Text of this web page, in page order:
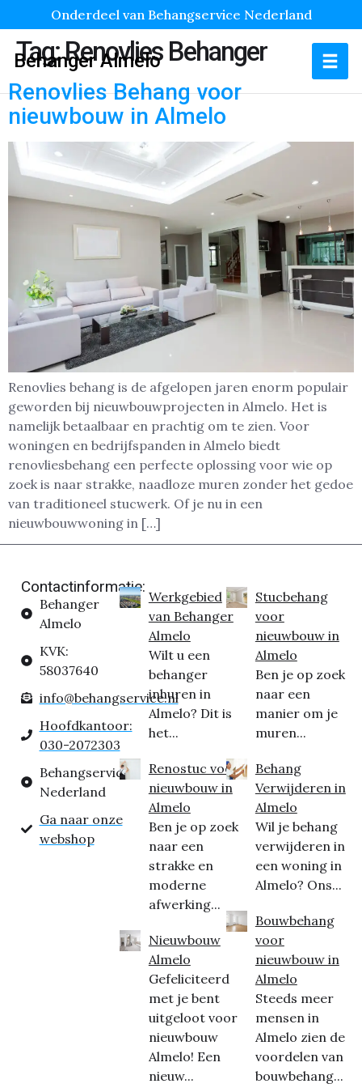
Onderdeel van Behangservice Nederland
Behanger Almelo
Tag:Renovlies Behanger
Renovlies Behang voor
nieuwbouw in Almelo
Renovlies behang is de afgelopen jaren enorm populair
geworden bij nieuwbouwprojecten in Almelo. Het is
namelijk betaalbaar en prachtig om te zien. Voor
woningen en bedrijfspanden in Almelo biedt
renovliesbehang een perfecte oplossing voor wie op
zoek is naar strakke, naadloze muren zonder het gedoe
van traditioneel stucwerk. Of je nu in een
nieuwbouwwoning in […]
Contactinformatie:
Behanger
Almelo
KVK:
58037640
info@behangservice.nl
Hoofdkantoor:
030-2072303
Behangservice
Nederland
Ga naar onze
webshop
Werkgebied
van Behanger
Almelo
Wilt u een
behanger
inhuren in
Almelo? Dit is
het...
Renostuc voor
nieuwbouw in
Almelo
Ben je op zoek
naar een
strakke en
moderne
afwerking...
Nieuwbouw
Almelo
Gefeliciteerd
met je bent
uitgeloot voor
nieuwbouw
Almelo! Een
nieuw...
Stucbehang
voor
nieuwbouw in
Almelo
Ben je op zoek
naar een
manier om je
muren...
Behang
Verwijderen in
Almelo
Wil je behang
verwijderen in
een woning in
Almelo? Ons...
Bouwbehang
voor
nieuwbouw in
Almelo
Steeds meer
mensen in
Almelo zien de
voordelen van
bouwbehang...